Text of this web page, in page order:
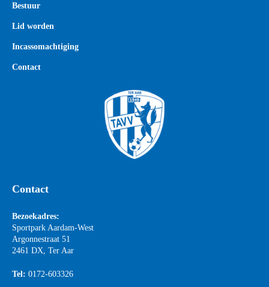
Bestuur
Lid worden
Incassomachtiging
Contact
Contact
Bezoekadres:
Sportpark Aardam-West
Argonnestraat 51
2461 DX, Ter Aar
Tel: 0172-603326